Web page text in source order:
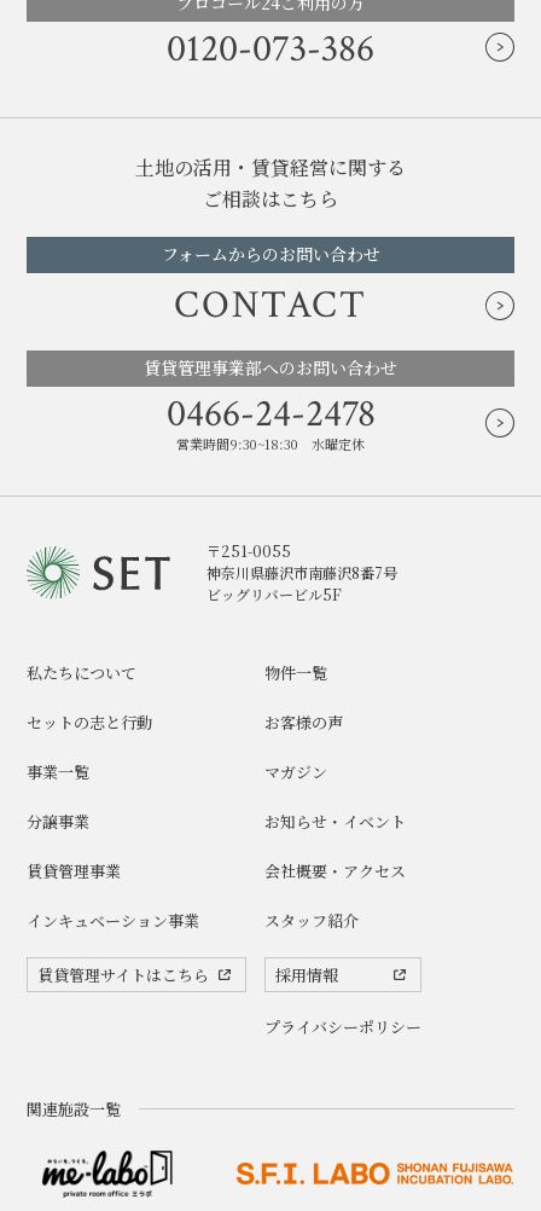
0120-073-386
土地の活用・賃貸経営に関する
ご相談はこちら
フォームからのお問い合わせ
CONTACT
賃貸管理事業部へのお問い合わせ
0466-24-2478
営業時間9:30~18:30 水曜定休
〒251-0055
神奈川県藤沢市南藤沢8番7号
ビッグリバービル5F
私たちについて
セットの志と行動
事業一覧
分譲事業
賃貸管理事業
インキュベーション事業
賃貸管理サイトはこちら
物件一覧
お客様の声
マガジン
お知らせ・イベント
会社概要・アクセス
スタッフ紹介
採用情報
プライバシーポリシー
関連施設一覧